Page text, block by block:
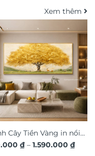
Xem thêm
Cây Tiền Vàng in nổi
vàng ánh kim sang
₫ – 1.590.000 ₫